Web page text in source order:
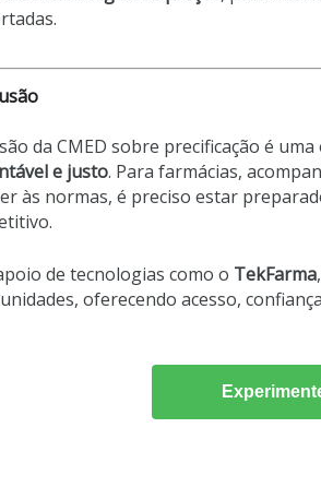
da CMED sobre precificação é
e justo. Para farmácias,
às normas, é preciso estar
de tecnologias como o TekFarma
oferecendo acesso,